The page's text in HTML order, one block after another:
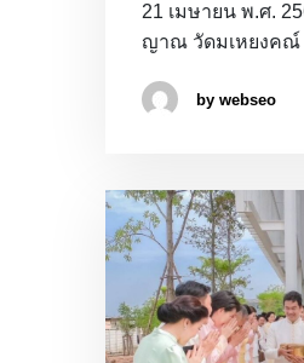
21 เมษายน พ.ศ.
ญาณ วัดมเหยงค
by webseo